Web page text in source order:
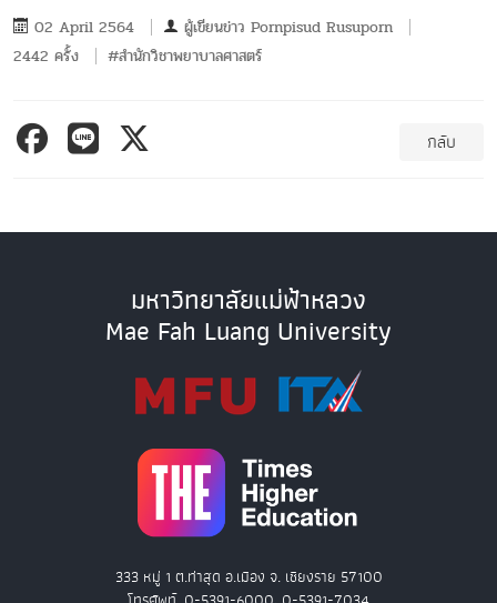
02 April 2564 ผู้เขียนข่าว Pornpisud Rusuporn
2442 ครั้ง
#สำนักวิชาพยาบาลศาสตร์
กลับ
มหาวิทยาลัยแม่ฟ้าหลวง
Mae Fah Luang University
333 หมู่ 1 ต.ท่าสุด อ.เมือง จ. เชียงราย 57100